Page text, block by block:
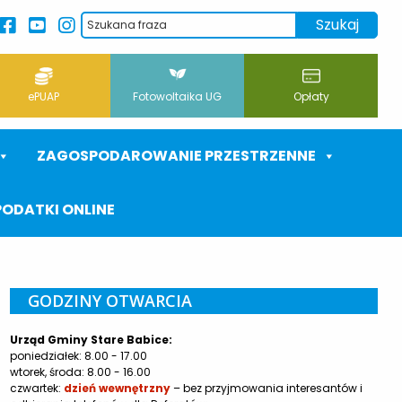
ePUAP Fotowoltaika UG Opłaty
ZAGOSPODAROWANIE PRZESTRZENNE
ONLINE
GODZINY OTWARCIA
Urząd Gminy Stare Babice:
poniedziałek: 8.00 - 17.00
wtorek, środa: 8.00 - 16.00
czwartek: dzień wewnętrzny– bez przyjmowania interesantów i